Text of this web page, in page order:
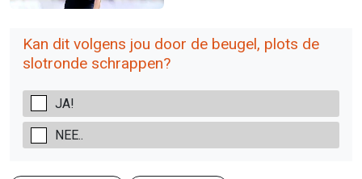
Kan dit volgens jou door de beugel, plots de
slotronde schrappen?
JA!
NEE..